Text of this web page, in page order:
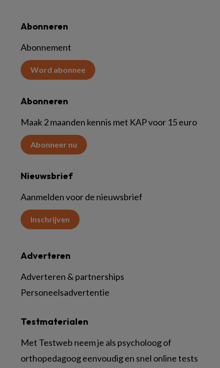
Abonneren
Abonnement
Word abonnee
Abonneren
Maak 2 maanden kennis met KAP voor 15 euro
Abonneer nu
Nieuwsbrief
Aanmelden voor de nieuwsbrief
Inschrijven
Testmaterialen
Met Testweb neem je als psycholoog of
orthopedagoog eenvoudig en snel online tests
Adverteren
Adverteren & partnerships
Personeelsadvertentie